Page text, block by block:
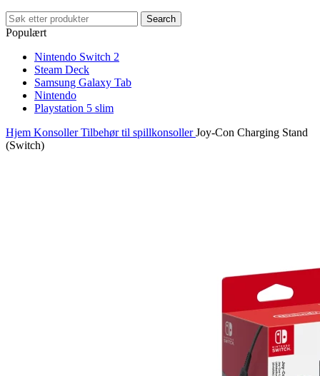
Search
Populært
Nintendo Switch 2
Steam Deck
Samsung Galaxy Tab
Nintendo
Playstation 5 slim
Hjem KonsollerTilbehør til spillkonsollerJoy‐Con Charging Stand
(Switch)